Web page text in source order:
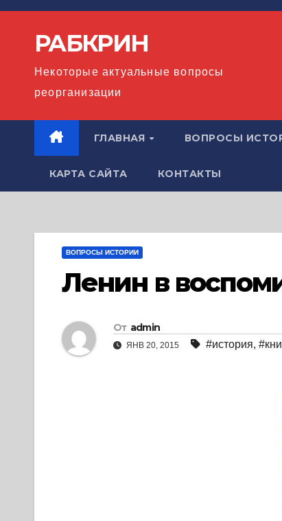
Перейти
содержимомуРАБКРИН
Некоторые актуальные вопросы
реорганизации
ГЛАВНАЯ ВОПРОСЫ
КАРТА САЙТА КОНТАКТЫ
ВОПРОСЫ ИСТОРИИ
Ленин в
От admin
ЯНВ 20, 2015 #история,